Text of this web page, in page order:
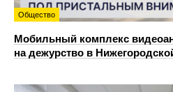
Общество
Мобильный комплекс
на дежурство в